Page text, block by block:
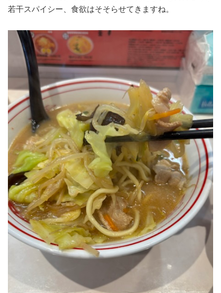
若干スパイシー、食欲はそそらせてきますね。